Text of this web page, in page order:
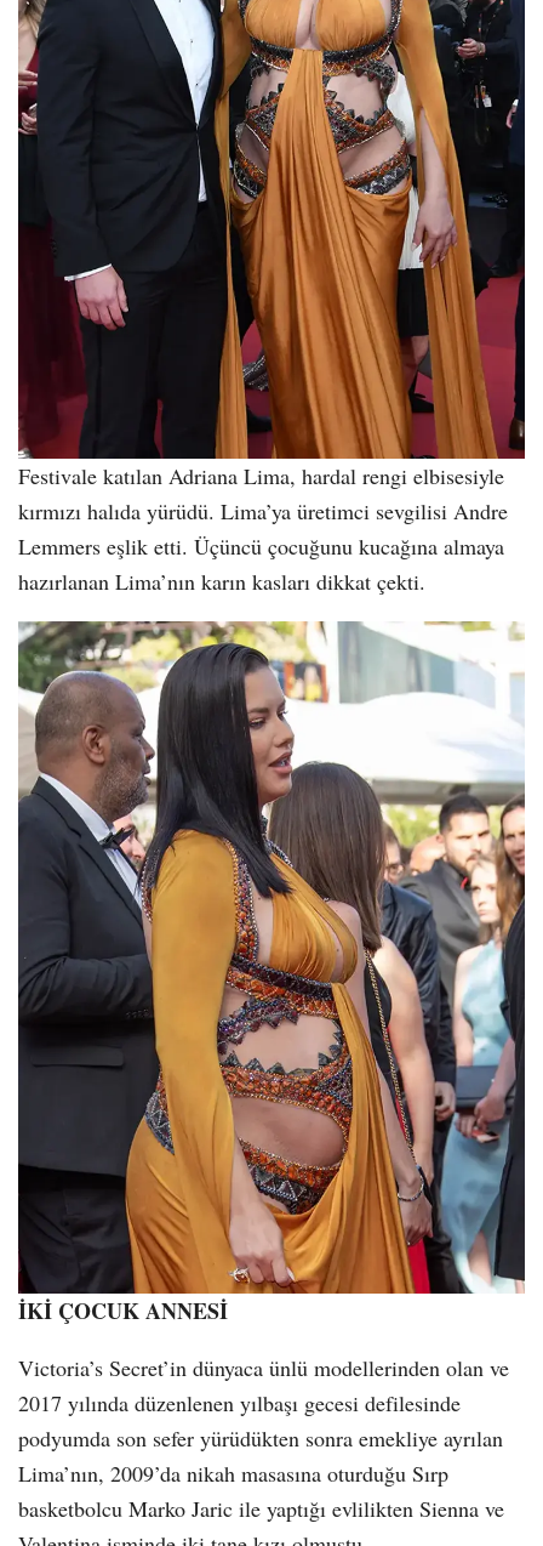
Festivale katılan Adriana Lima, hardal rengi elbisesiyle
kırmızı halıda yürüdü. Lima’ya üretimci sevgilisi Andre
Lemmers eşlik etti. Üçüncü çocuğunu kucağına almaya
hazırlanan Lima’nın karın kasları dikkat çekti.
İKİ ÇOCUK ANNESİ
Victoria’s Secret’in dünyaca ünlü modellerinden olan ve
2017 yılında düzenlenen yılbaşı gecesi defilesinde
podyumda son sefer yürüdükten sonra emekliye ayrılan
Lima’nın, 2009’da nikah masasına oturduğu Sırp
basketbolcu Marko Jaric ile yaptığı evlilikten Sienna ve